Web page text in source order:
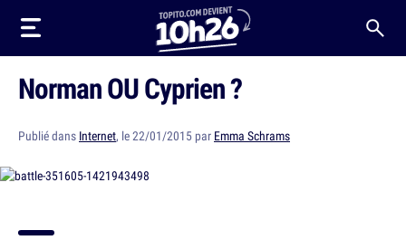
Norman OU Cyprien ?
Publié dans Internet, le 22/01/2015 par Emma Schrams